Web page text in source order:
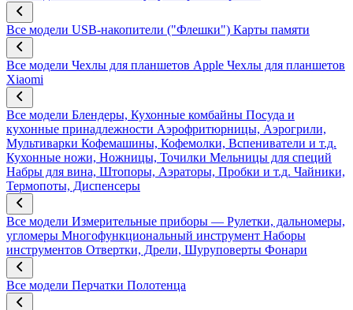
Все модели USB-накопители ("Флешки") Карты памяти
Все модели Чехлы для планшетов Apple Чехлы для планшетов
Xiaomi
Все модели Блендеры, Кухонные комбайны Посуда и
кухонные принадлежности Аэрофритюрницы, Аэрогрили,
Мультиварки Кофемашины, Кофемолки, Вспениватели и т.д.
Кухонные ножи, Ножницы, Точилки Мельницы для специй
Набры для вина, Штопоры, Аэраторы, Пробки и т.д. Чайники,
Термопоты, Диспенсеры
Все модели Измерительные приборы — Рулетки, дальномеры,
угломеры Многофункциональный инструмент Наборы
инструментов Отвертки, Дрели, Шуруповерты Фонари
Все модели Перчатки Полотенца